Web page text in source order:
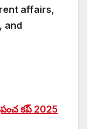
affairs,
and
కప్ 2025